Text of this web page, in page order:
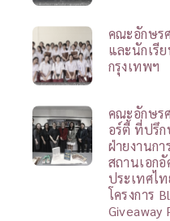
คณะอักษร
และนักเรี
กรุงเทพฯ
คณะอักษร
อร์ตี้ ที่ปรึก
ฝ่ายงานก
สถานเอก
ประเทศไ
โครงการ
Giveaway